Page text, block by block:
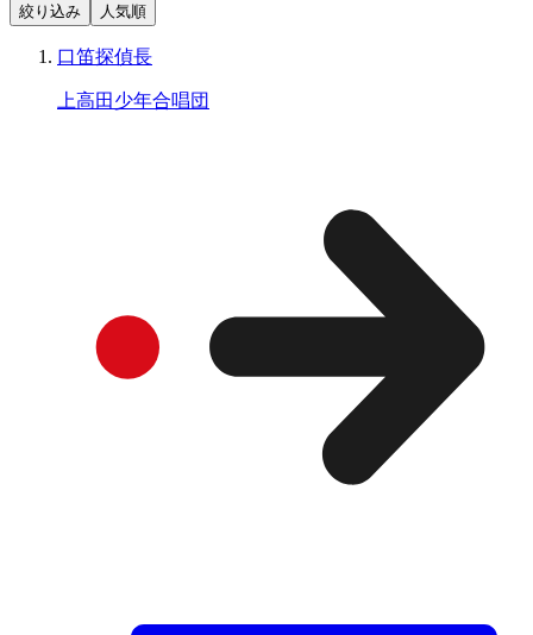
絞り込み 人気順
口笛探偵長
上高田少年合唱団